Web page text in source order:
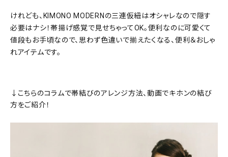
けれども、KIMONO MODERNの三連仮紐はオシャレなので隠す
必要はナシ！帯揚げ感覚で見せちゃってOK。便利なのに可愛くて
値段もお手頃なので、思わず色違いで揃えたくなる、便利＆おしゃ
れアイテムです。
↓こちらのコラムで帯結びのアレンジ方法、動画でキホンの結び
方をご紹介！